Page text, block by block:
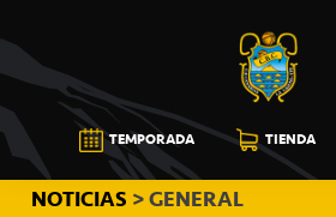
a
la
navegación
principal
al
contenido
principal
a
la
barra
lateral
principal
CB
CANARIAS
TEMPORADA TIENDA
NOTICIAS > GENERAL